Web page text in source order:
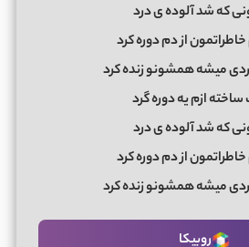
که شد آلوده ی درد
از دم دوره کرد
میشه همشونو زنده کرد
ازم یه دوره گرد
که شد آلوده ی درد
از دم دوره کرد
میشه همشونو زنده کرد
روبیکا